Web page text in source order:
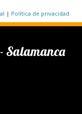
| Política de privacidad
Salamanca